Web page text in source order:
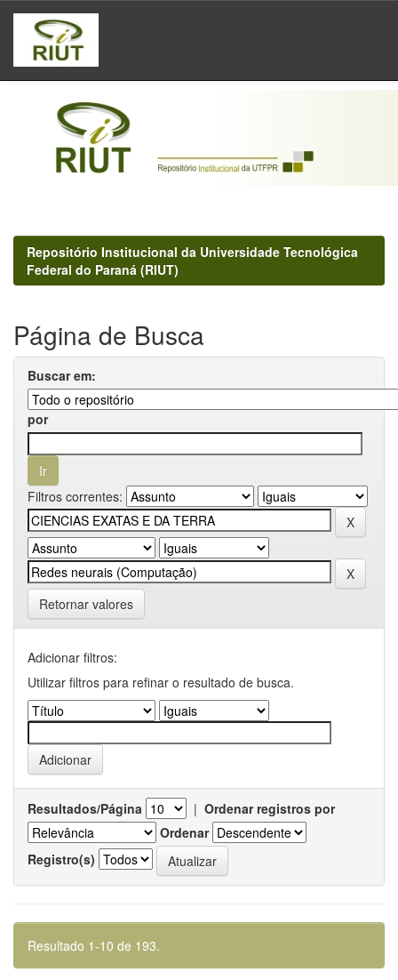
Skip
navigation
Repositório Institucional da Universidade Tecnológica
Federal do Paraná (RIUT)
Página de Busca
Buscar em:
por
Filtros correntes:
Retornar valores
Adicionar filtros:
Utilizar filtros para refinar o resultado de busca.
Resultados/Página | Ordenar registros por
Ordenar
Registro(s)
Resultado 1-10 de 193.